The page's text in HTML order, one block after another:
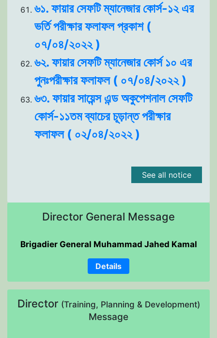
৬১. ফায়ার সেফটি ম্যানেজার কোর্স-১২ এর
ভর্তি পরীক্ষার ফলাফল প্রকাশ (
০৭/০৪/২০২২ )
৬২. ফায়ার সেফটি ম্যানেজার কোর্স ১০ এর
পুনঃপরীক্ষার ফলাফল ( ০৭/০৪/২০২২ )
৬৩. ফায়ার সায়েন্স এন্ড অকুপেশনাল সেফটি
কোর্স-১১তম ব্যাচের চূড়ান্ত পরীক্ষার
ফলাফল ( ০২/০৪/২০২২ )
See all notice
Director General Message
Brigadier General Muhammad Jahed Kamal
Details
Director (Training, Planning & Development)
Message